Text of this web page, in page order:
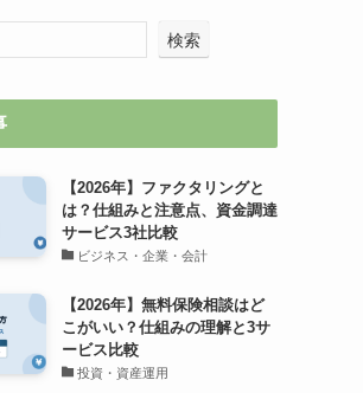
検索
【2026年】ファクタリングと
は？仕組みと注意点、資金調達
サービス3社比較
ビジネス・企業・会計
【2026年】無料保険相談はど
こがいい？仕組みの理解と3サ
ービス比較
投資・資産運用